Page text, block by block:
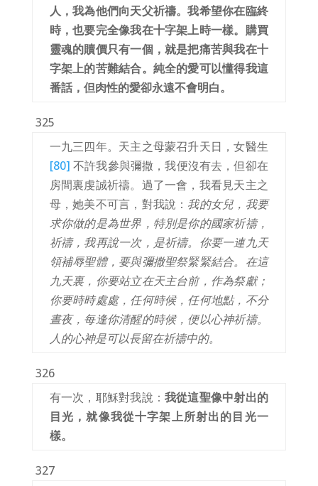
人，我為他們向天父祈禱。我希望你在臨終
時，也要完全像我在十字架上時一樣。購買
靈魂的贖價只有一個，就是把痛苦與我在十
字架上的苦難結合。純全的愛可以懂得我這
番話，但肉性的愛卻永遠不會明白。
325
一九三四年。天主之母蒙召升天日，女醫生
[80] 不許我參與彌撒，我便沒有去，但卻在
房間裏虔誠祈禱。過了一會，我看見天主之
母，她美不可言，對我說： 我的女兒，我要
求你做的是為世界，特別是你的國家祈禱，
祈禱，我再說一次，是祈禱。你要一連九天
領補辱聖體，要與彌撒聖祭緊緊結合。在這
九天裏，你要站立在天主台前，作為祭獻；
你要時時處處，任何時候，任何地點，不分
晝夜，每逢你清醒的時候，便以心神祈禱。
人的心神是可以長留在祈禱中的。
326
有一次，耶穌對我說：我從這聖像中射出的
目光，就像我從十字架上所射出的目光一
樣。
327